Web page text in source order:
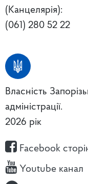
(Канцелярія):
(061) 280 52 22
Власність
адміністрації.
2026 рік
Facebook
Youtube канал